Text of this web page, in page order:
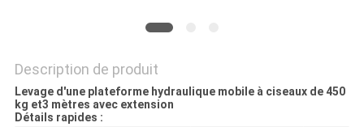
CONFIDENTIALITÉ
Description de produit
Levage d'une plateforme hydraulique mobile à ciseaux de 450
kg et3 mètres avec extension
Détails rapides :